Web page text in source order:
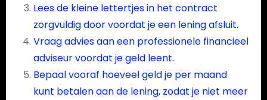
Lees de kleine lettertjes in het contract
zorgvuldig door voordat je een lening afsluit.
Vraag advies aan een professionele financieel
adviseur voordat je geld leent.
Bepaal vooraf hoeveel geld je per maand
kunt betalen aan de lening, zodat je niet meer